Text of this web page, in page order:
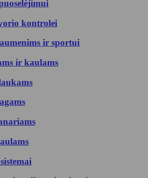
kontrolei
ir sportui
ir kaulams